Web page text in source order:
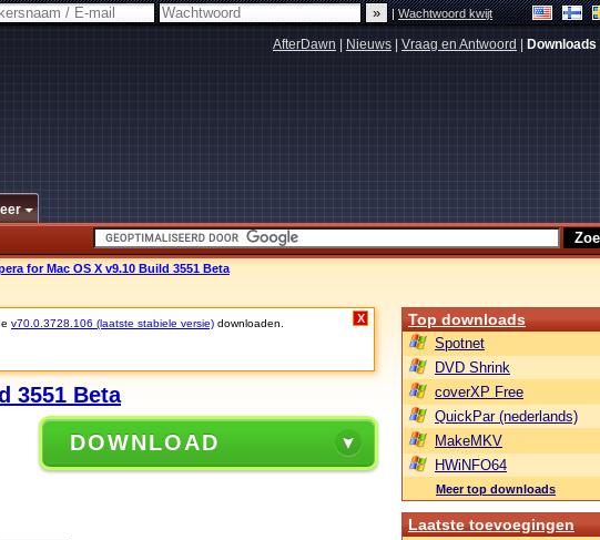
|Wachtwoord kwijt
AfterDawn Nieuws Vraag en Antwoord Downloads
for Mac OS X v9.10 Build 3551 Beta
v70.0.3728.106 (laatste stabiele versie) downloaden.
X
3551 Beta
DOWNLOAD
Top downloads
Spotnet
DVD Shrink
coverXP Free
QuickPar (nederlands)
MakeMKV
HWiNFO64
Meer top downloads
Laatste toevoegingen